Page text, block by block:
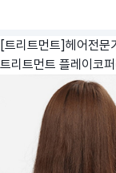
[트리트먼트]헤어전문
트리트먼트 플레이코